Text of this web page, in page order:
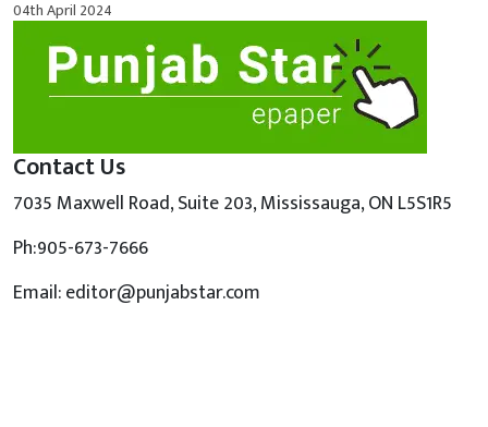
04th April 2024
Contact Us
7035 Maxwell Road, Suite 203, Mississauga, ON L5S1R5
Ph:905-673-7666
Email: editor@punjabstar.com